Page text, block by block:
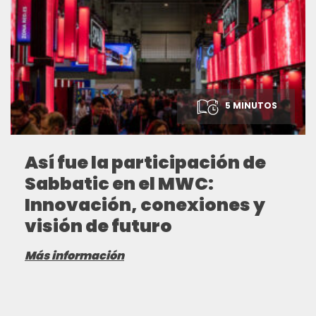
5 MINUTOS
Así fue la participación de
Sabbatic en el MWC:
Innovación, conexiones y
visión de futuro
Más información